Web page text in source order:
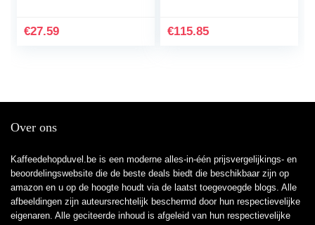
€27.59 €115.85
Over ons
Kaffeedehopduvel.be is een moderne alles-in-één prijsvergelijkings- en
beoordelingswebsite die de beste deals biedt die beschikbaar zijn op
amazon en u op de hoogte houdt via de laatst toegevoegde blogs. Alle
afbeeldingen zijn auteursrechtelijk beschermd door hun respectievelijke
eigenaren. Alle geciteerde inhoud is afgeleid van hun respectievelijke